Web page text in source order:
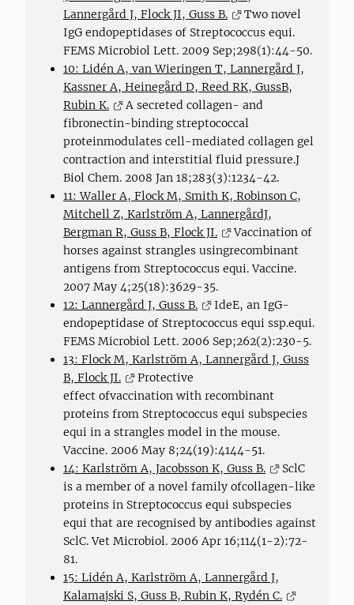
Lannergård J, Flock JI, Guss B.
Two novel
IgG endopeptidases of Streptococcus equi.
FEMS Microbiol Lett. 2009 Sep;298(1):44-50.
10: Lidén A, van Wieringen T, Lannergård J,
Kassner A, Heinegård D, Reed RK, GussB,
Rubin K.
A secreted collagen- and
fibronectin-binding streptococcal
proteinmodulates cell-mediated collagen gel
contraction and interstitial fluid pressure.J
Biol Chem. 2008 Jan 18;283(3):1234-42.
11: Waller A, Flock M, Smith K, Robinson C,
Mitchell Z, Karlström A, LannergårdJ,
Bergman R, Guss B, Flock JI.
Vaccination of
horses against strangles usingrecombinant
antigens from Streptococcus equi. Vaccine.
2007 May 4;25(18):3629-35.
12: Lannergård J, Guss B.
IdeE, an IgG-
endopeptidase of Streptococcus equi ssp.equi.
FEMS Microbiol Lett. 2006 Sep;262(2):230-5.
13: Flock M, Karlström A, Lannergård J, Guss
B, Flock JI.
Protective
effect ofvaccination with recombinant
proteins from Streptococcus equi subspecies
equi in a strangles model in the mouse.
Vaccine. 2006 May 8;24(19):4144-51.
14: Karlström A, Jacobsson K, Guss B.
SclC
is a member of a novel family ofcollagen-like
proteins in Streptococcus equi subspecies
equi that are recognised by antibodies against
SclC. Vet Microbiol. 2006 Apr 16;114(1-2):72-
81.
15: Lidén A, Karlström A, Lannergård J,
Kalamajski S, Guss B, Rubin K, Rydén C.